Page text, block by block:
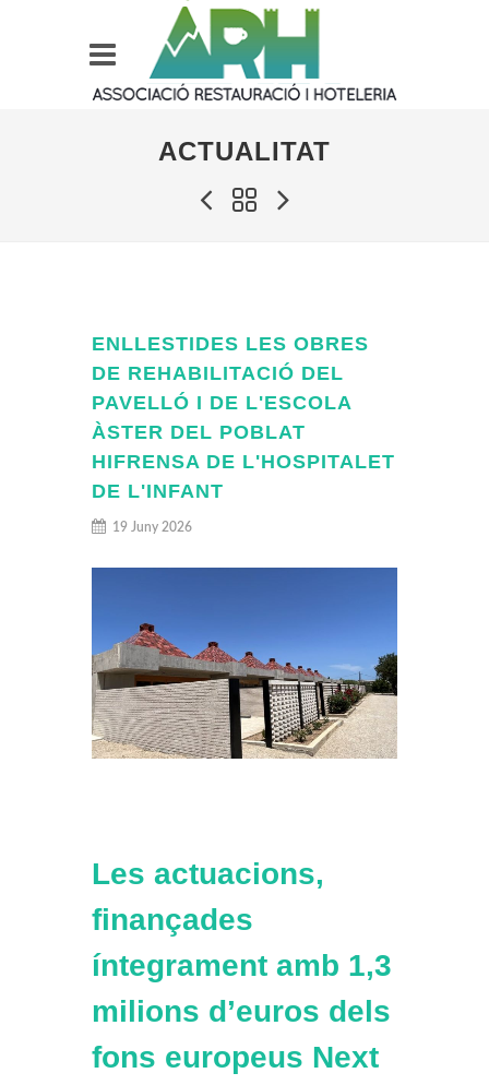
ACTUALITAT
ENLLESTIDES LES OBRES
DE REHABILITACIÓ DEL
PAVELLÓ I DE L'ESCOLA
ÀSTER DEL POBLAT
HIFRENSA DE L'HOSPITALET
DE L'INFANT
19 Juny 2026
Les actuacions,
finançades
íntegrament amb 1,3
milions d’euros dels
fons europeus Next